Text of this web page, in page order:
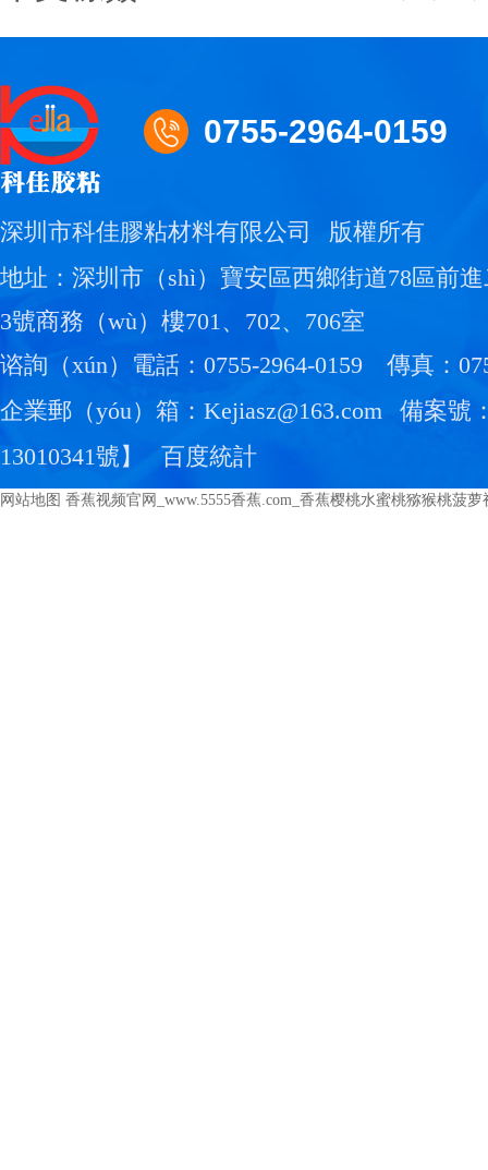
0755-2964-0159
深圳市科佳膠粘材料有限公司
版權所有
地址：深圳市（shì）寶安區西鄉街道78區前
3號商務（wù）樓701、702、706室
谘詢（xún）電話：0755-2964-0159
傳真：
企業郵（yóu）箱：Kejiasz@163.com
備案號
13010341號 】 百度統計
网站地图 香蕉视频官网_www.5555香蕉.com_香蕉樱桃水蜜桃猕猴桃菠